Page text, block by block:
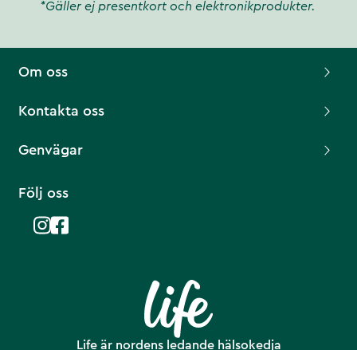
*Gäller ej presentkort och elektronikprodukter.
Life är nordens ledande hälsokedja
Om oss
Kontakta oss
Genvägar
Följ oss